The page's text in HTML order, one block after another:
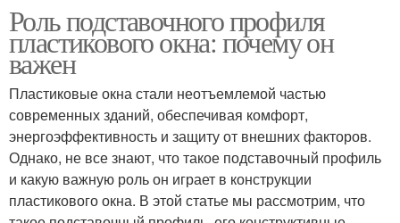
Роль подставочного профиля
пластикового окна: почему он
важен
Пластиковые окна стали неотъемлемой частью
современных зданий, обеспечивая комфорт,
энергоэффективность и защиту от внешних факторов.
Однако, не все знают, что такое подставочный профиль
и какую важную роль он играет в конструкции
пластикового окна. В этой статье мы рассмотрим, что